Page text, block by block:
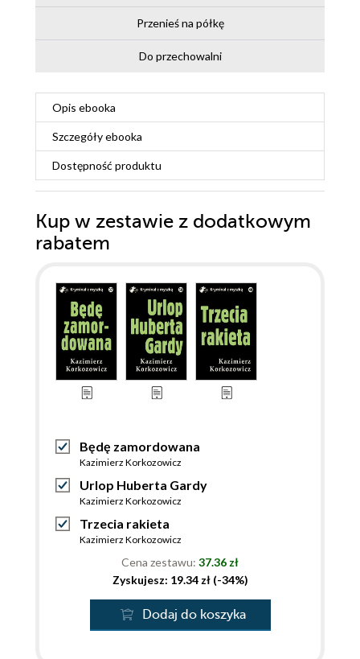
Przenieś na półkę
Do przechowalni
Opis ebooka
Szczegółyebooka
Dostępność produktu
Kup w zestawie z dodatkowym
rabatem
Będę zamordowana
Kazimierz Korkozowicz
Urlop Huberta Gardy
Kazimierz Korkozowicz
Trzecia rakieta
Kazimierz Korkozowicz
Cena zestawu: 37.36 zł
Zyskujesz: 19.34 zł (-34%)
Dodaj do koszyka